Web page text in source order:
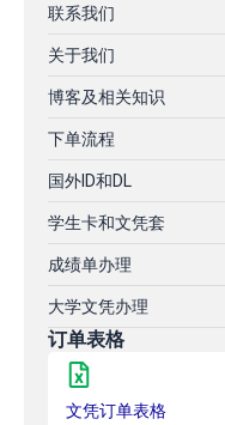
联系我们
关于我们
博客及相关知识
下单流程
国外ID和DL
学生卡和文凭套
成绩单办理
大学文凭办理
订单表格
文凭订单表格